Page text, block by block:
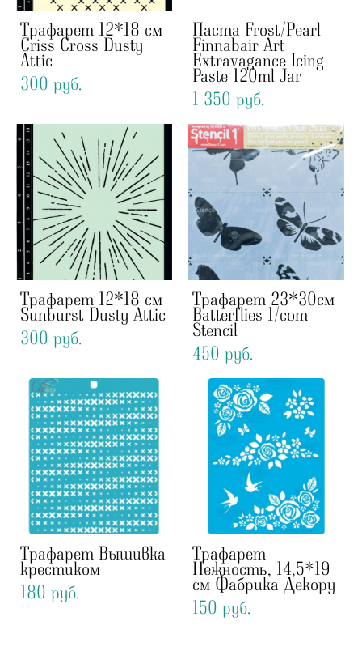
Трафарет 12*18 см
Criss Cross Dusty
Attic
300 pуб.
Паста Frost/Pearl
Finnabair Art
Extravagance Icing
Paste 120ml Jar
1 350 pуб.
Трафарет 12*18 см
Sunburst Dusty Attic
300 pуб.
Трафарет 23*30см
Batterflies 1/com
Stencil
450 pуб.
Трафарет Вышивка
крестиком
180 pуб.
Трафарет
Нежность, 14,5*19
см Фабрика Декору
150 pуб.